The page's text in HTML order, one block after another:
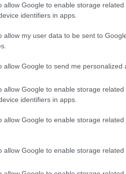
allow Google to enable storage
identifiers in apps.
allow my user data to be sent to
allow Google to send me personalized
allow Google to enable storage
identifiers in apps.
allow Google to enable storage
allow Google to enable storage related
GIAFORM – AMIKOR A
ALAPKÖVETELMÉNY
BY:ONLINE MARKETING 101